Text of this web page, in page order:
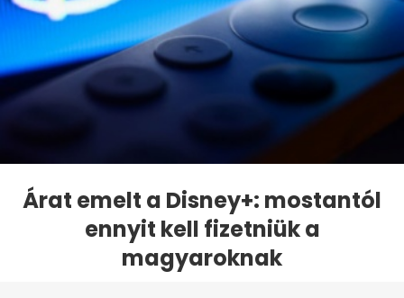
Árat emelt a Disney+: mostantól
ennyit kell fizetniük a
magyaroknak